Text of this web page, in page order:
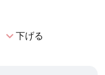
expand_more下げる